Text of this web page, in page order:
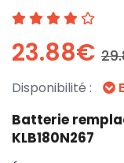
23.88€
Disponibilité :
Batterie
KLB180N267